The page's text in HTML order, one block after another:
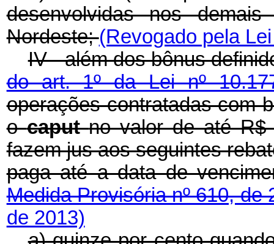
desenvolvidas nos
Nordeste;(Revogado pela
IV - além dos bônus
do art. 1º da Lei nº
operações contratadas com
ocaputno valor de até R$
fazem jus aos seguintes
paga até a data de
Medida Provisória nº 610, de
de 2013)